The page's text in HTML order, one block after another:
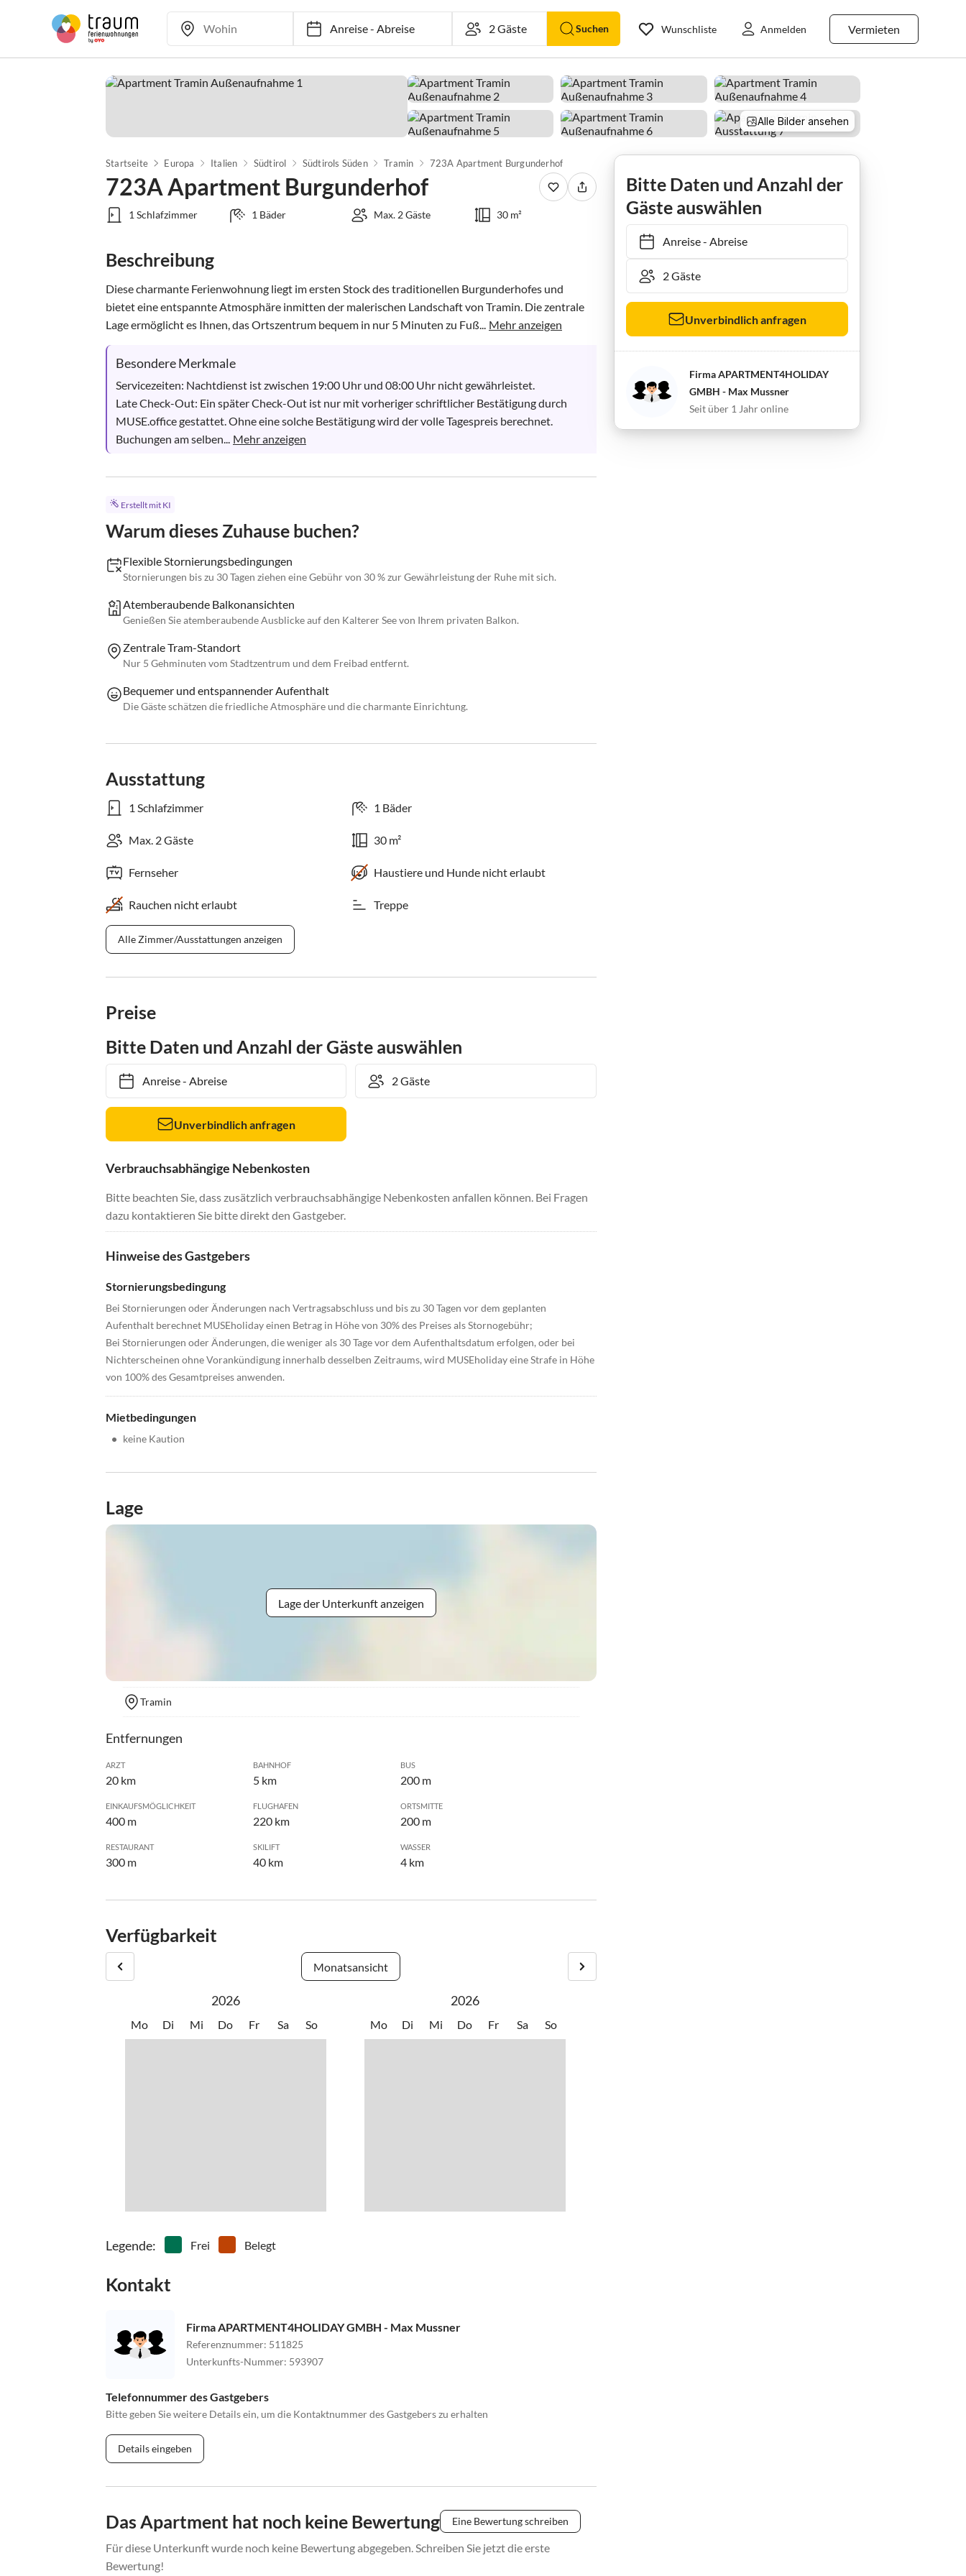
Anreise-Abreise Suchen Vermieten
Wunschliste Anmelden
Alle Bilder ansehen
Startseite Europa Italien Südtirol Südtirols Süden Tramin 723A Apartment Burgunderhof
723A Apartment Burgunderhof
1 Schlafzimmer 1 Bäder Max. 2 Gäste 30 m²
Beschreibung
Diese charmante Ferienwohnung liegt im ersten Stock des traditionellen Burgunderhofes und
bietet eine entspannte Atmosphäre inmitten der malerischen Landschaft von Tramin. Die zentrale
Lage ermöglicht es Ihnen, das Ortszentrum bequem in nur 5 Minuten zu Fuß... Mehr anzeigen
Besondere Merkmale
Servicezeiten: Nachtdienst ist zwischen 19:00 Uhr und 08:00 Uhr nicht gewährleistet.
Late Check-Out: Ein später Check-Out ist nur mit vorheriger schriftlicher Bestätigung durch
MUSE.office gestattet. Ohne eine solche Bestätigung wird der volle Tagespreis berechnet.
Buchungen am selben... Mehr anzeigen
Erstellt mit KI
Warum dieses Zuhause buchen?
Flexible Stornierungsbedingungen
Stornierungen bis zu 30 Tagen ziehen eine Gebühr von 30 % zur Gewährleistung der Ruhe mit sich.
Atemberaubende Balkonansichten
Genießen Sie atemberaubende Ausblicke auf den Kalterer See von Ihrem privaten Balkon.
Zentrale Tram-Standort
Nur 5 Gehminuten vom Stadtzentrum und dem Freibad entfernt.
Bequemer und entspannender Aufenthalt
Die Gäste schätzen die friedliche Atmosphäre und die charmante Einrichtung.
Ausstattung
1 Schlafzimmer 1 Bäder
Max. 2 Gäste 30 m²
Fernseher Haustiere und Hunde nicht erlaubt
Rauchen nicht erlaubt Treppe
Alle Zimmer/Ausstattungen anzeigen
Preise
Bitte Daten und Anzahl der Gäste auswählen
Anreise- Abreise
Unverbindlich anfragen
Verbrauchsabhängige Nebenkosten
Bitte beachten Sie, dass zusätzlich verbrauchsabhängige Nebenkosten anfallen können. Bei Fragen
dazu kontaktieren Sie bitte direkt den Gastgeber.
Hinweise des Gastgebers
Stornierungsbedingung
Bei Stornierungen oder Änderungen nach Vertragsabschluss und bis zu 30 Tagen vor dem geplanten
Aufenthalt berechnet MUSEholiday einen Betrag in Höhe von 30% des Preises als Stornogebühr;
Bei Stornierungen oder Änderungen, die weniger als 30 Tage vor dem Aufenthaltsdatum erfolgen, oder bei
Nichterscheinen ohne Vorankündigung innerhalb desselben Zeitraums, wird MUSEholiday eine Strafe in Höhe
von 100% des Gesamtpreises anwenden.
Mietbedingungen
• keine Kaution
Lage
Lage der Unterkunft anzeigen
Tramin
Entfernungen
ARZT
20 km
BAHNHOF
5 km
BUS
200 m
EINKAUFSMÖGLICHKEIT
400 m
FLUGHAFEN
220 km
ORTSMITTE
200 m
RESTAURANT
300 m
SKILIFT
40 km
WASSER
4 km
Verfügbarkeit
Monatsansicht
2026
Mo Di Mi Do Fr Sa So
2026
Mo Di Mi Do Fr Sa So
Legende: Frei Belegt
Kontakt
Firma APARTMENT4HOLIDAY GMBH - Max Mussner
Referenznummer: 511825
Unterkunfts-Nummer: 593907
Telefonnummer des Gastgebers
Bitte geben Sie weitere Details ein, um die Kontaktnummer des Gastgebers zu erhalten
Details eingeben
Das Apartment hat noch keine Bewertung Eine Bewertung schreiben
Für diese Unterkunft wurde noch keine Bewertung abgegeben. Schreiben Sie jetzt die erste
Bewertung!
Bitte Daten und Anzahl der
Gäste auswählen
Anreise- Abreise
Unverbindlich anfragen
Firma APARTMENT4HOLIDAY
GMBH - Max Mussner
Seit über 1 Jahr online